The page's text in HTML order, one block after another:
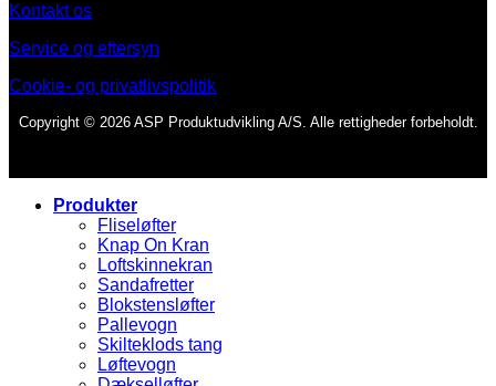
Kontakt os
Service og eftersyn
Cookie- og privatlivspolitik
Copyright © 2026 ASP Produktudvikling A/S. Alle rettigheder forbeholdt.
Produkter
Fliseløfter
Knap On Kran
Loftskinnekran
Sandafretter
Blokstensløfter
Pallevogn
Skilteklods tang
Løftevogn